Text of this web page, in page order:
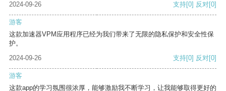
2024-09-26
支持[0] 反对[0]
游客
这款加速器VPM应用程序已经为我们带来了无限的隐私保护和安全性保
护。
2024-09-26
支持[0] 反对[0]
游客
这款app的学习氛围很浓厚，能够激励我不断学习，让我能够取得更好的